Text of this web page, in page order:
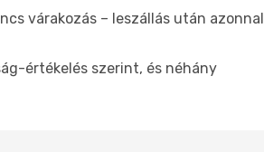
várakozás – leszállás után azonnal
értékelés szerint, és néhány